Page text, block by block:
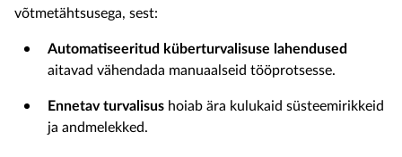
võtmetähtsusega, sest:
Automatiseeritud küberturvalisuse lahendused
aitavad vähendada manuaalseid tööprotsesse.
Ennetav turvalisus hoiab ära kulukaid süsteemirikkeid
ja andmelekked.